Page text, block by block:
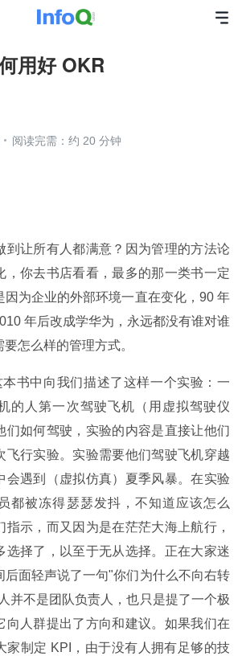
用好 OKR
阅读完需：约 20 分钟
到让所有人都满意？因为管理的方法论
，你去书店看看，最多的那一类书一定
因为企业的外部环境一直在变化，90 年
年后改成学华为，永远都没有谁对谁
怎么样的管理方式。
书中向我们描述了这样一个实验：一
的人第一次驾驶飞机（用虚拟驾驶仪
们如何驾驶，实验的内容是直接让他们
飞行实验。实验需要他们驾驶飞机穿越
会遇到（虚拟仿真）夏季风暴。在实验
都被冻得瑟瑟发抖，不知道应该怎么
指示，而又因为是在茫茫大海上航行，
选择了，以至于无从选择。正在大家迷
后面轻声说了一句"你们为什么不向右转
并不是团队负责人，也只是提了一个极
向人群提出了方向和建议。如果我们在
家制定 KPI，由于没有人拥有足够的技